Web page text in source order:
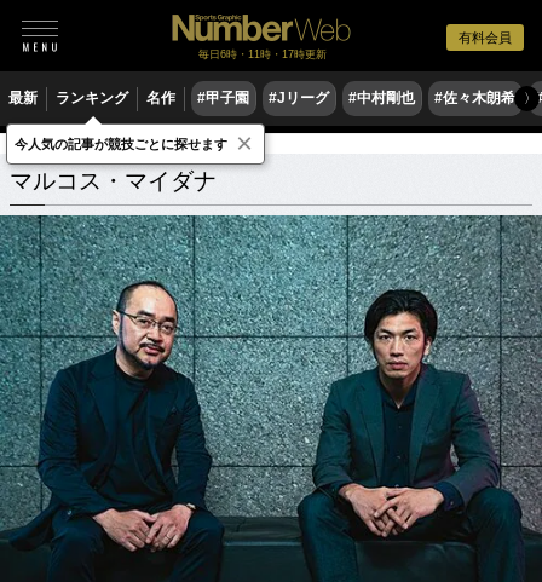
有料会員
毎日6時・11時・17時更新
最新 ランキング 名作 #甲子園 #Jリーグ #中村剛也 #佐々木朗希 〉
マルコス・マイダナ 関連記事
マルコス・マイダナ
今人気の記事が競技ごとに探せます ×